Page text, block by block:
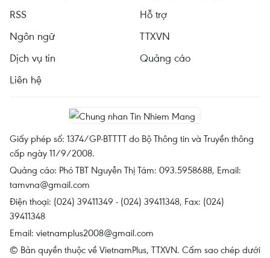
RSS
Hỗ trợ
Ngôn ngữ
TTXVN
Dịch vụ tin
Quảng cáo
Liên hệ
Giấy phép số: 1374/GP-BTTTT do Bộ Thông tin và Truyền thông
cấp ngày 11/9/2008.
Quảng cáo: Phó TBT Nguyễn Thị Tám: 093.5958688, Email:
tamvna@gmail.com
Điện thoại: (024) 39411349 - (024) 39411348, Fax: (024)
39411348
Email: vietnamplus2008@gmail.com
© Bản quyền thuộc về VietnamPlus, TTXVN. Cấm sao chép dưới